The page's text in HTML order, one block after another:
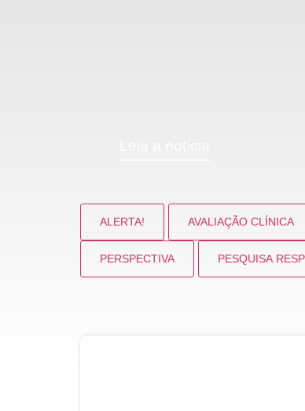
ALERTA! AVALIAÇÃO CLÍNICA
PERSPECTIVA PESQUISA